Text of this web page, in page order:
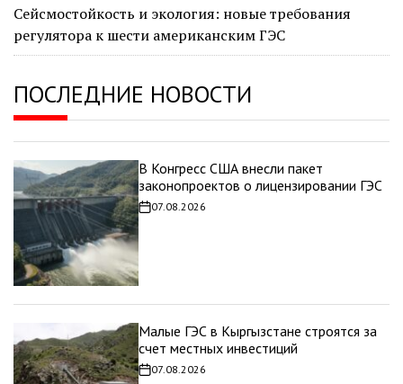
Сейсмостойкость и экология: новые требования
регулятора к шести американским ГЭС
ПОСЛЕДНИЕ НОВОСТИ
В Конгресс США внесли пакет
законопроектов о лицензировании ГЭС
Дата
записи
07.08.2026
Малые ГЭС в Кыргызстане строятся за
счет местных инвестиций
Дата07.08.2026